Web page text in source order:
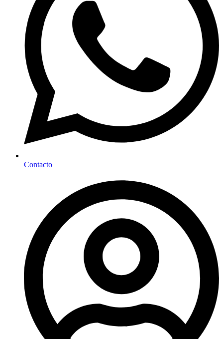
Contacto